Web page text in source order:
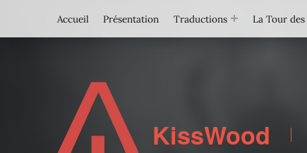
Accueil
Présentation Traductions La Tour
KissWood